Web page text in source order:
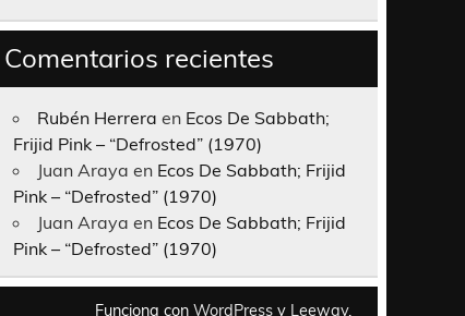
Comentarios recientes
Rubén Herrera en Ecos De Sabbath;
Frijid Pink – “Defrosted” (1970)
Juan Araya en Ecos De Sabbath; Frijid
Pink – “Defrosted” (1970)
Juan Araya en Ecos De Sabbath; Frijid
Pink – “Defrosted” (1970)
Funciona con WordPress y Leeway.